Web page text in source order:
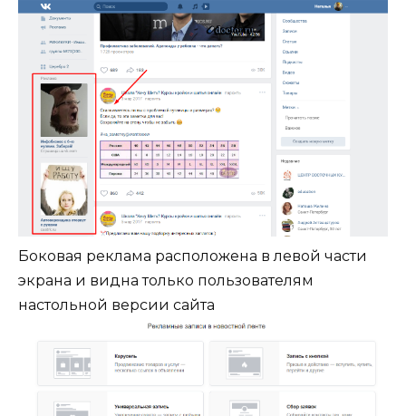
Боковая реклама расположена в левой части
экрана и видна только пользователям
настольной версии сайта